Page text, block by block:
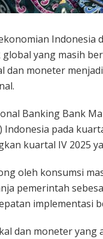
Indonesia
yang masih
dan moneter
Banking Bank
pada
kuartal IV 2025
oleh konsumsi
pemerintah
implementasi
dan moneter